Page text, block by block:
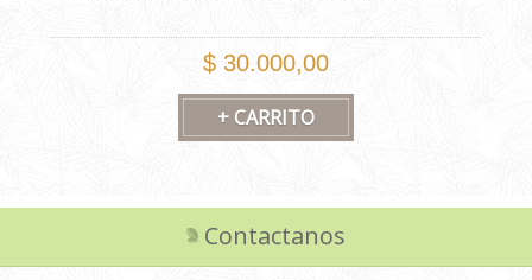
$ 30.000,00
Contactanos